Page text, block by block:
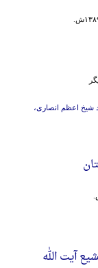
شیخ اعظم انصاری،
آیت الله